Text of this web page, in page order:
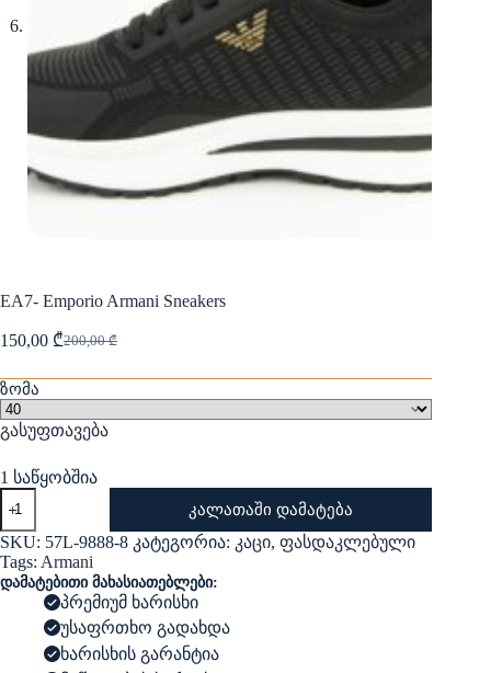
EA7- Emporio Armani Sneakers
200,00₾
Original
150,00 ₾Current
ზომა
გასუფთავება
1 საწყობშია
რაოდენობა:
EA7-
Emporio
Armani
Sneakers
კალათაში დამატება
SKU: 57L-9888-8 კატეგორია: კაცი, ფასდაკლებული
Tags: Armani
დამატებითი მახასიათებლები:
პრემიუმ ხარისხი
უსაფრთხო გადახდა
ხარისხის გარანტია